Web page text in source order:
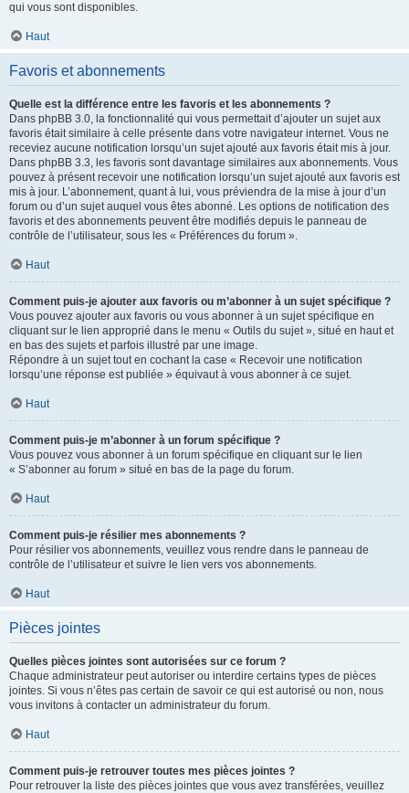
qui vous sont disponibles.
Haut
Favoris et abonnements
Quelle est la différence entre les favoris et les abonnements ?
Dans phpBB 3.0, la fonctionnalité qui vous permettait d’ajouter un sujet aux
favoris était similaire à celle présente dans votre navigateur internet. Vous ne
receviez aucune notification lorsqu’un sujet ajouté aux favoris était mis à jour.
Dans phpBB 3.3, les favoris sont davantage similaires aux abonnements. Vous
pouvez à présent recevoir une notification lorsqu’un sujet ajouté aux favoris est
mis à jour. L’abonnement, quant à lui, vous préviendra de la mise à jour d’un
forum ou d’un sujet auquel vous êtes abonné. Les options de notification des
favoris et des abonnements peuvent être modifiés depuis le panneau de
contrôle de l’utilisateur, sous les « Préférences du forum ».
Haut
Comment puis-je ajouter aux favoris ou m’abonner à un sujet spécifique ?
Vous pouvez ajouter aux favoris ou vous abonner à un sujet spécifique en
cliquant sur le lien approprié dans le menu « Outils du sujet », situé en haut et
en bas des sujets et parfois illustré par une image.
Répondre à un sujet tout en cochant la case « Recevoir une notification
lorsqu’une réponse est publiée » équivaut à vous abonner à ce sujet.
Haut
Comment puis-je m’abonner à un forum spécifique ?
Vous pouvez vous abonner à un forum spécifique en cliquant sur le lien
« S’abonner au forum » situé en bas de la page du forum.
Haut
Comment puis-je résilier mes abonnements ?
Pour résilier vos abonnements, veuillez vous rendre dans le panneau de
contrôle de l’utilisateur et suivre le lien vers vos abonnements.
Haut
Pièces jointes
Quelles pièces jointes sont autorisées sur ce forum ?
Chaque administrateur peut autoriser ou interdire certains types de pièces
jointes. Si vous n’êtes pas certain de savoir ce qui est autorisé ou non, nous
vous invitons à contacter un administrateur du forum.
Haut
Comment puis-je retrouver toutes mes pièces jointes ?
Pour retrouver la liste des pièces jointes que vous avez transférées, veuillez